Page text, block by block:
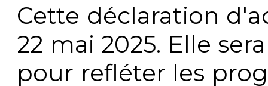
Cette déclaration
22 mai 2025. Elle
pour refléter les